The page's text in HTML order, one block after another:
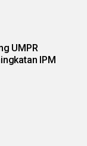
UMPR
IPM